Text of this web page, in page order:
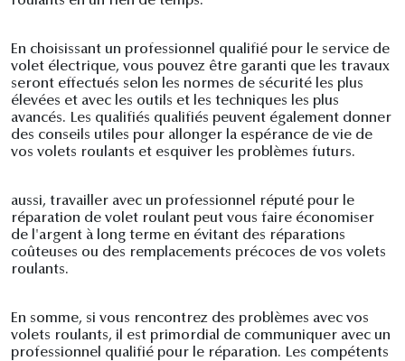
En choisissant un professionnel qualifié pour le service de
volet électrique, vous pouvez être garanti que les travaux
seront effectués selon les normes de sécurité les plus
élevées et avec les outils et les techniques les plus
avancés. Les qualifiés qualifiés peuvent également donner
des conseils utiles pour allonger la espérance de vie de
vos volets roulants et esquiver les problèmes futurs.
aussi, travailler avec un professionnel réputé pour le
réparation de volet roulant peut vous faire économiser
de l'argent à long terme en évitant des réparations
coûteuses ou des remplacements précoces de vos volets
roulants.
En somme, si vous rencontrez des problèmes avec vos
volets roulants, il est primordial de communiquer avec un
professionnel qualifié pour le réparation. Les compétents